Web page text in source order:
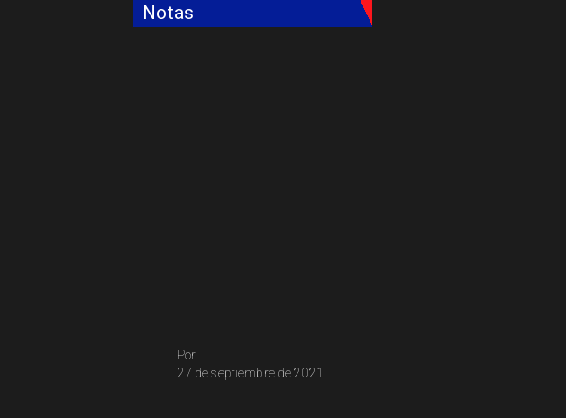
Notas
Por
27 de septiembre de 2021